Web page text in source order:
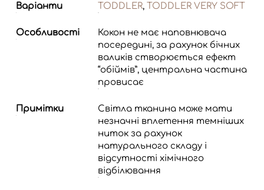
Варіанти TODDLER, TODDLER VERY SOFT
Особливості
Кокон не має наповнювача
посередині, за рахунок бічних
валиків створюється ефект
“обіймів”, центральна частина
провисає
Примітки
Світла тканина може мати
незначні вплетення темніших
ниток за рахунок
натурального складу і
відсутності хімічного
відбілювання